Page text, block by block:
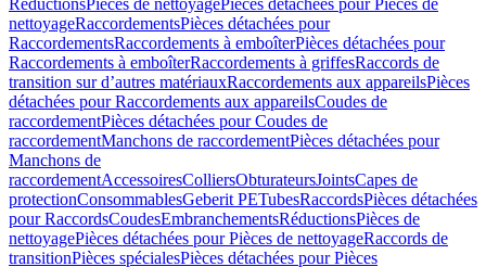
RéductionsPièces de nettoyagePièces détachées pour Pièces de
nettoyageRaccordementsPièces détachées pour
RaccordementsRaccordements à emboîterPièces détachées pour
Raccordements à emboîterRaccordements à griffesRaccords de
transition sur d’autres matériauxRaccordements aux appareilsPièces
détachées pour Raccordements aux appareilsCoudes de
raccordementPièces détachées pour Coudes de
raccordementManchons de raccordementPièces détachées pour
Manchons de
raccordementAccessoiresColliersObturateursJointsCapes de
protectionConsommablesGeberit PETubesRaccordsPièces détachées
pour RaccordsCoudesEmbranchementsRéductionsPièces de
nettoyagePièces détachées pour Pièces de nettoyageRaccords de
transitionPièces spécialesPièces détachées pour Pièces